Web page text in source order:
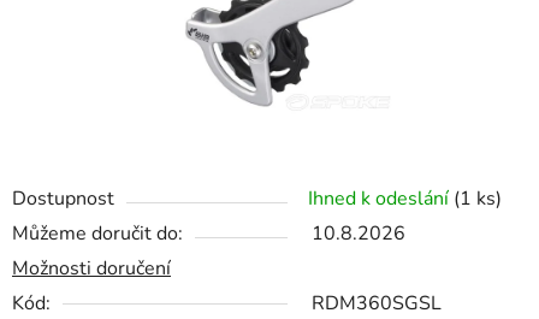
Dostupnost Ihned k odeslání (1 ks)
Můžeme doručit do:
10.8.2026
Možnosti doručení
Kód:
RDM360SGSL